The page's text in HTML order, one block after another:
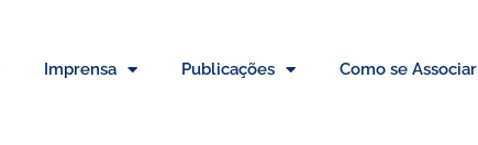
Imprensa Publicações Como se Associar